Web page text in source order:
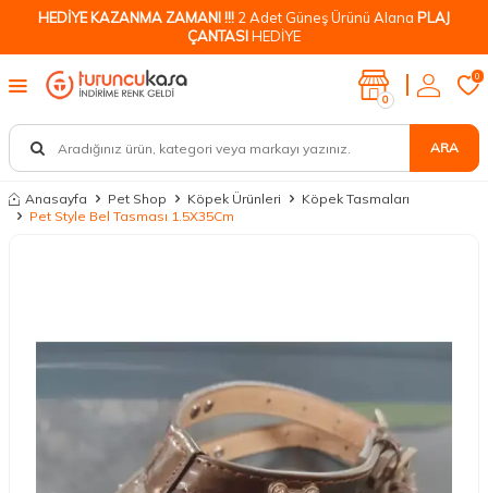
HEDİYE KAZANMA ZAMANI !!! 2 Adet Güneş Ürünü Alana PLAJ
ÇANTASIHEDİYE
ARA
0
0
Anasayfa Pet Shop Köpek Ürünleri
Köpek Tasmaları
Pet Style Bel Tasması 1.5X35Cm